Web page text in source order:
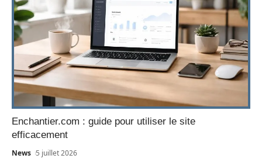
Enchantier.com : guide pour utiliser le site
efficacement
News 5 juillet 2026